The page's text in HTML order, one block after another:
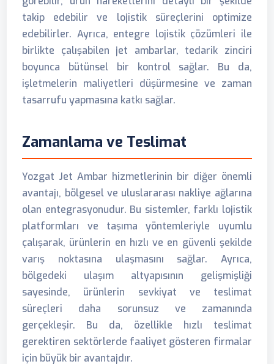
takip edebilir ve lojistik süreçlerini optimize
edebilirler. Ayrıca, entegre lojistik çözümleri ile
birlikte çalışabilen jet ambarlar, tedarik zinciri
boyunca bütünsel bir kontrol sağlar. Bu da,
işletmelerin maliyetleri düşürmesine ve zaman
tasarrufu yapmasına katkı sağlar.
Zamanlama ve Teslimat
Yozgat Jet Ambar hizmetlerinin bir diğer önemli
avantajı, bölgesel ve uluslararası nakliye ağlarına
olan entegrasyonudur. Bu sistemler, farklı lojistik
platformları ve taşıma yöntemleriyle uyumlu
çalışarak, ürünlerin en hızlı ve en güvenli şekilde
varış noktasına ulaşmasını sağlar. Ayrıca,
bölgedeki ulaşım altyapısının gelişmişliği
sayesinde, ürünlerin sevkiyat ve teslimat
süreçleri daha sorunsuz ve zamanında
gerçekleşir. Bu da, özellikle hızlı teslimat
gerektiren sektörlerde faaliyet gösteren firmalar
için büyük bir avantajdır.